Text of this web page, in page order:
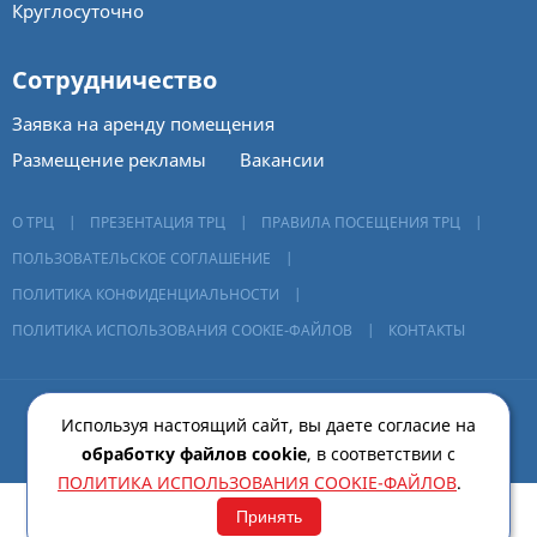
Круглосуточно
Сотрудничество
Заявка на аренду помещения
Размещение рекламы
Вакансии
О ТРЦ | ПРЕЗЕНТАЦИЯ ТРЦ | ПРАВИЛА ПОСЕЩЕНИЯ ТРЦ
|
ПОЛЬЗОВАТЕЛЬСКОЕ СОГЛАШЕНИЕ
|
ПОЛИТИКА КОНФИДЕНЦИАЛЬНОСТИ
|
ПОЛИТИКА ИСПОЛЬЗОВАНИЯ COOKIE-ФАЙЛОВ
| КОНТАКТЫ
АМК «Промо-Маркетинг»
Используя настоящий сайт, вы даете согласие на
обработку файлов сookie, в соответствии с
ПОЛИТИКА ИСПОЛЬЗОВАНИЯ COOKIE-ФАЙЛОВ.
Принять